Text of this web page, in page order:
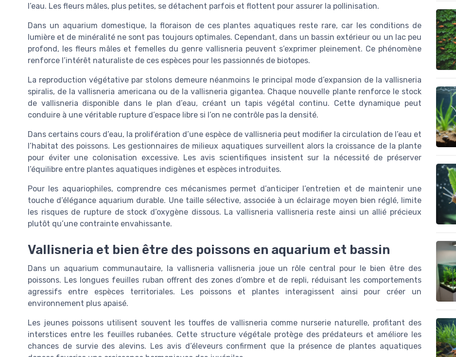
l’eau. Les fleurs mâles, plus petites, se détachent parfois et flottent pour assurer la pollinisation.
Dans un aquarium domestique, la floraison de ces plantes aquatiques reste rare, car les conditions de
lumière et de minéralité ne sont pas toujours optimales. Cependant, dans un bassin extérieur ou un lac peu
profond, les fleurs mâles et femelles du genre vallisneria peuvent s’exprimer pleinement. Ce phénomène
renforce l’intérêt naturaliste de ces espèces pour les passionnés de biotopes.
La reproduction végétative par stolons demeure néanmoins le principal mode d’expansion de la vallisneria
spiralis, de la vallisneria americana ou de la vallisneria gigantea. Chaque nouvelle plante renforce le stock
de vallisneria disponible dans le plan d’eau, créant un tapis végétal continu. Cette dynamique peut
conduire à une véritable rupture d’espace libre si l’on ne contrôle pas la densité.
Dans certains cours d’eau, la prolifération d’une espèce de vallisneria peut modifier la circulation de l’eau et
l’habitat des poissons. Les gestionnaires de milieux aquatiques surveillent alors la croissance de la plante
pour éviter une colonisation excessive. Les avis scientifiques insistent sur la nécessité de préserver
l’équilibre entre plantes aquatiques indigènes et espèces introduites.
Pour les aquariophiles, comprendre ces mécanismes permet d’anticiper l’entretien et de maintenir une
touche d’élégance aquarium durable. Une taille sélective, associée à un éclairage moyen bien réglé, limite
les risques de rupture de stock d’oxygène dissous. La vallisneria vallisneria reste ainsi un allié précieux
plutôt qu’une contrainte envahissante.
Vallisneria et bien être des poissons en aquarium et bassin
Dans un aquarium communautaire, la vallisneria vallisneria joue un rôle central pour le bien être des
poissons. Les longues feuilles ruban offrent des zones d’ombre et de repli, réduisant les comportements
agressifs entre espèces territoriales. Les poissons et plantes interagissent ainsi pour créer un
environnement plus apaisé.
Les jeunes poissons utilisent souvent les touffes de vallisneria comme nurserie naturelle, profitant des
interstices entre les feuilles rubanées. Cette structure végétale protège des prédateurs et améliore les
chances de survie des alevins. Les avis d’éleveurs confirment que la présence de plantes aquatiques